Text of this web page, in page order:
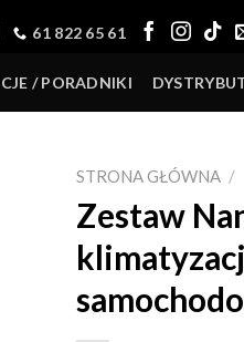
61 822 65 61
/ PORADNIKI
STRONA GŁÓWNA /
Zestaw